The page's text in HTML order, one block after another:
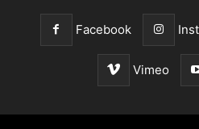
Facebook
Vimeo